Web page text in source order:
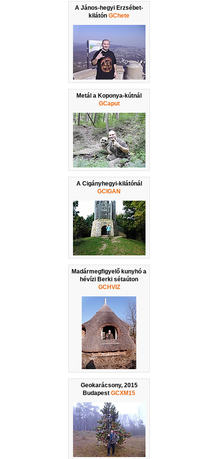
A János-hegyi Erzsébet-
kilátón GChete
Metál a Koponya-kútnál
GCaput
A Cigányhegyi-kilátónál
GCIGAN
Madármegfigyelő kunyhó a
hévízi Berki sétaúton
GCHVIZ
Geokarácsony, 2015
Budapest GCXM15